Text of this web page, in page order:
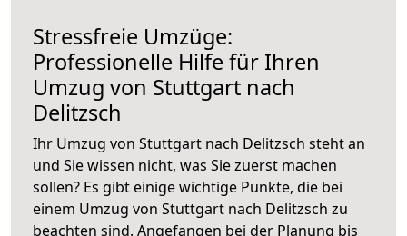
Stressfreie Umzüge:
Professionelle Hilfe für Ihren
Umzug von Stuttgart nach
Delitzsch
Ihr Umzug von Stuttgart nach Delitzsch steht an
und Sie wissen nicht, was Sie zuerst machen
sollen? Es gibt einige wichtige Punkte, die bei
einem Umzug von Stuttgart nach Delitzsch zu
beachten sind. Angefangen bei der Planung bis